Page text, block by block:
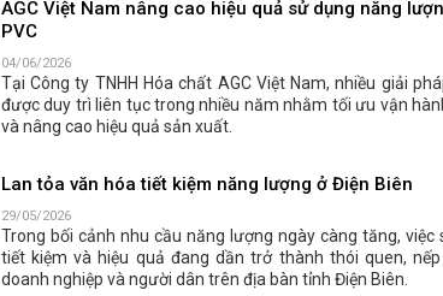
AGC Việt Nam nâng cao hiệu quả sử dụng năng
PVC
04/06/2026
Tại Công ty TNHH Hóa chất AGC Việt Nam, nhiều giải
được duy trì liên tục trong nhiều năm nhằm tối ưu vận
và nâng cao hiệu quả sản xuất.
Lan tỏa văn hóa tiết kiệm năng lượng ở Điện Biên
29/05/2026
Trong bối cảnh nhu cầu năng lượng ngày càng tăng, việc
tiết kiệm và hiệu quả đang dần trở thành thói quen,
doanh nghiệp và người dân trên địa bàn tỉnh Điện Biên.